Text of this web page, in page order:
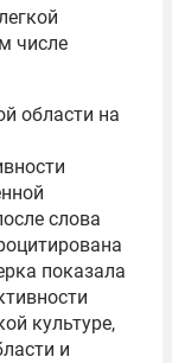
числе
области на
слова
показала
культуре,
и